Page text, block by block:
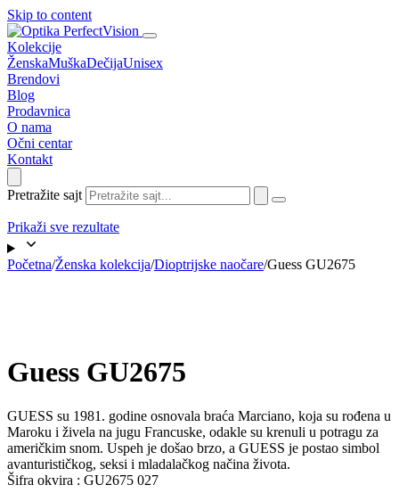
Skip to content
Kolekcije
ŽenskaMuškaDečijaUnisex
Brendovi
Blog
Prodavnica
O nama
Očni centar
Kontakt
Pretražite sajt
Prikaži sve rezultate
Početna/Ženska kolekcija/Dioptrijske naočare/Guess GU2675
Guess GU2675
GUESS su 1981. godine osnovala braća Marciano, koja su rođena u
Maroku i živela na jugu Francuske, odakle su krenuli u potragu za
američkim snom. Uspeh je došao brzo, a GUESS je postao simbol
avanturističkog, seksi i mladalačkog načina života.
Šifra okvira : GU2675 027